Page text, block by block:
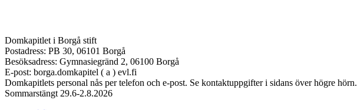
Domkapitlet i Borgå stift
Postadress: PB 30, 06101 Borgå
Besöksadress: Gymnasiegränd 2, 06100 Borgå
E-post: borga.domkapitel ( a ) evl.fi
Domkapitlets personal nås per telefon och e-post. Se kontaktuppgifter i sidans över högre hörn.
Sommarstängt 29.6-2.8.2026